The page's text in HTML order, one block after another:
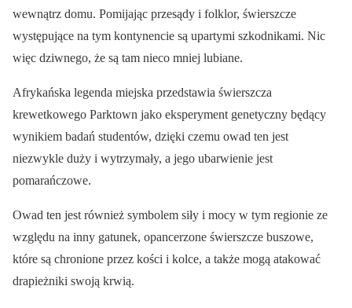
wewnątrz domu. Pomijając przesądy i folklor, świerszcze
występujące na tym kontynencie są upartymi szkodnikami. Nic
więc dziwnego, że są tam nieco mniej lubiane.
Afrykańska legenda miejska przedstawia świerszcza
krewetkowego Parktown jako eksperyment genetyczny będący
wynikiem badań studentów, dzięki czemu owad ten jest
niezwykle duży i wytrzymały, a jego ubarwienie jest
pomarańczowe.
Owad ten jest również symbolem siły i mocy w tym regionie ze
względu na inny gatunek, opancerzone świerszcze buszowe,
które są chronione przez kości i kolce, a także mogą atakować
drapieżniki swoją krwią.